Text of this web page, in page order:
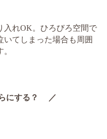
入れOK。ひろびろ空間で
てしまった場合も周囲
にする？ ／